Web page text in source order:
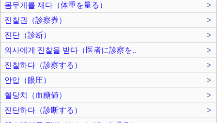
몸무게를 재다（体重を量る）
>
진찰권（診察券）
>
진단（診断）
>
의사에게 진찰을 받다（医者に診察を..
>
진찰하다（診察する）
>
안압（眼圧）
>
혈당치（血糖値）
>
진단하다（診断する）
>